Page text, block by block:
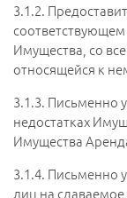
3.1.2.
Имущества, со
относящейся к
3.1.3. Письменно
недостатках
Имущества
3.1.4. Письменно
лиц на